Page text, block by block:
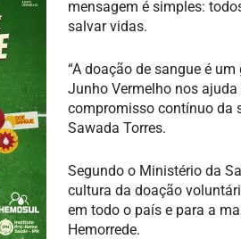
mensagem é simples:
salvar vidas.
“A doação de sangue é
Junho Vermelho nos
compromisso contínuo da
Sawada Torres.
Segundo o Ministério da
cultura da doação
em todo o país e para a
Hemorrede.